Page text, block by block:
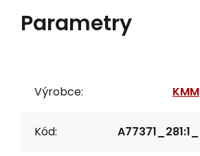
Parametry
Výrobce: KMM
Kód: A77371_281:1_